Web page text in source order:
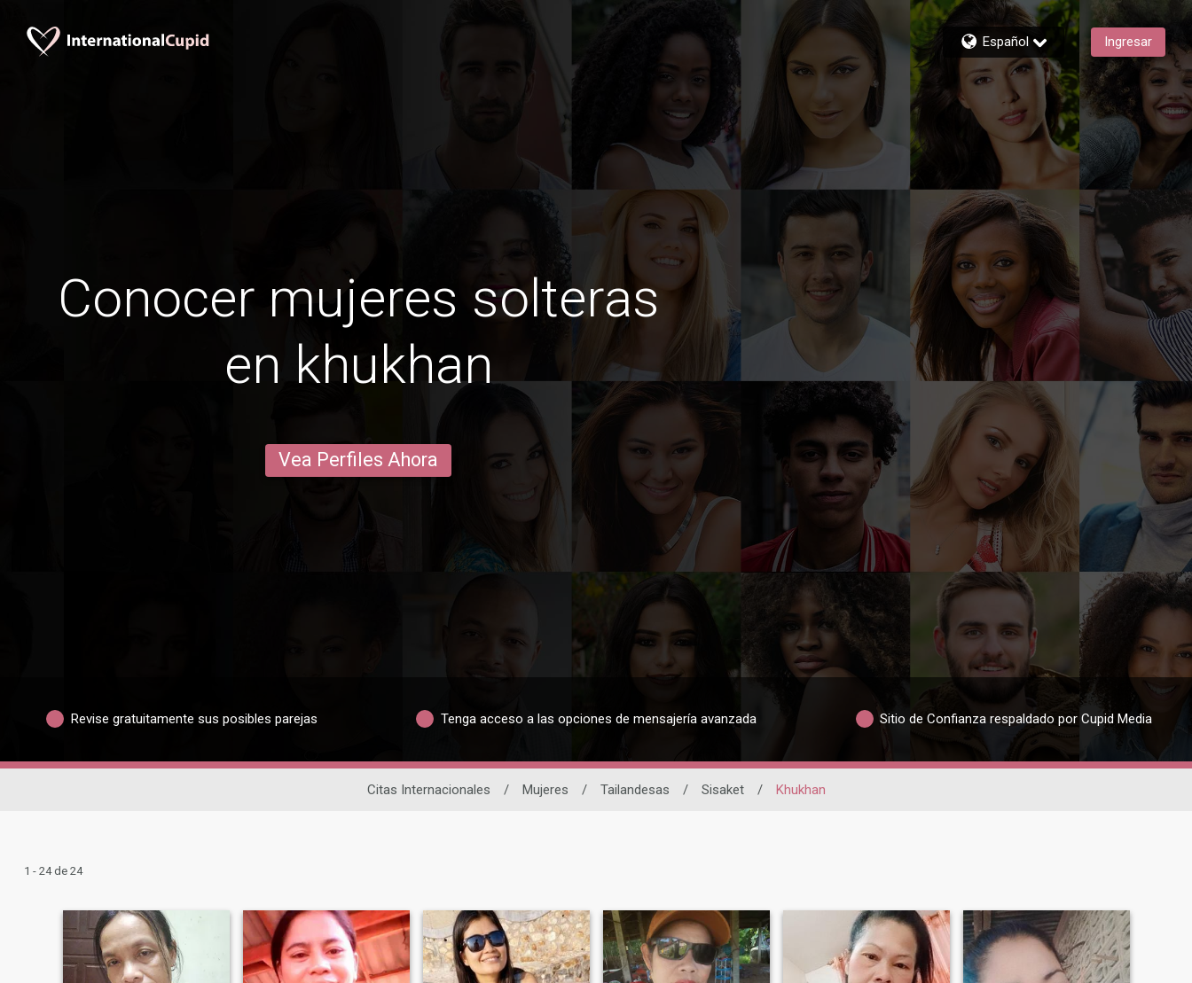
Español Ingresar
Conocer mujeres solteras
en khukhan
Vea Perfiles Ahora
Revise gratuitamente sus posibles parejas Tenga acceso a las opciones de mensajería avanzada Sitio de Confianza respaldado por Cupid Media
Citas Internacionales / Mujeres / Tailandesas / Sisaket / Khukhan
1 - 24 de 24